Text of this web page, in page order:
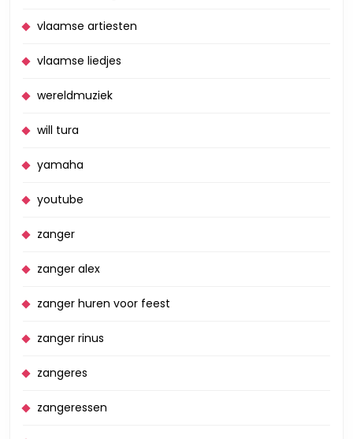
vlaamse artiesten
vlaamse liedjes
wereldmuziek
will tura
yamaha
youtube
zanger
zanger alex
zanger huren voor feest
zanger rinus
zangeres
zangeressen